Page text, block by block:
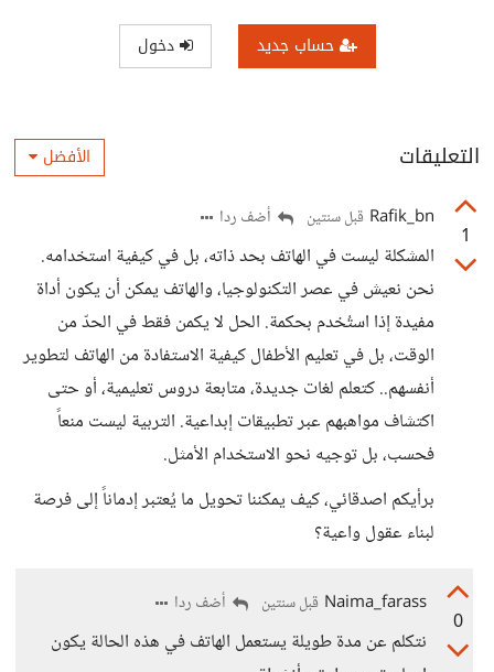
حساب جديد دخول
التعليقات الأفضل
1
Rafik_bn قبل سنتين أضف ردا
المشكلة ليست في الهاتف بحد ذاته، بل في كيفية استخدامه.
نحن نعيش في عصر التكنولوجيا، والهاتف يمكن أن يكون أداة
مفيدة إذا استُخدم بحكمة. الحل لا يكمن فقط في الحدّ من
الوقت، بل في تعليم الأطفال كيفية الاستفادة من الهاتف لتطوير
أنفسهم.. كتعلم لغات جديدة، متابعة دروس تعليمية، أو حتى
اكتشاف مواهبهم عبر تطبيقات إبداعية. التربية ليست منعاً
فحسب، بل توجيه نحو الاستخدام الأمثل.
برأيكم اصدقائي، كيف يمكننا تحويل ما يُعتبر إدماناً إلى فرصة
لبناء عقول واعية؟
0
Naima_farass قبل سنتين أضف ردا
نتكلم عن مدة طويلة يستعمل الهاتف في هذه الحالة يكون